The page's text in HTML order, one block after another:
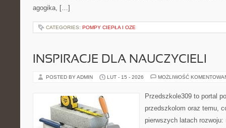
agogika, […]
CATEGORIES: POMPY CIEPŁA I OZE
INSPIRACJE DLA NAUCZYCIELI
POSTED BY ADMIN LUT - 15 - 2026 MOŻLIWOŚĆ
Przedszkole309 to portal
przedszkolom oraz temu,
pierwszych latach